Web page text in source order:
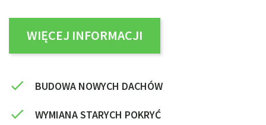
WIĘCEJ INFORMACJI
BUDOWA NOWYCH DACHÓW
WYMIANA STARYCH POKRYĆ